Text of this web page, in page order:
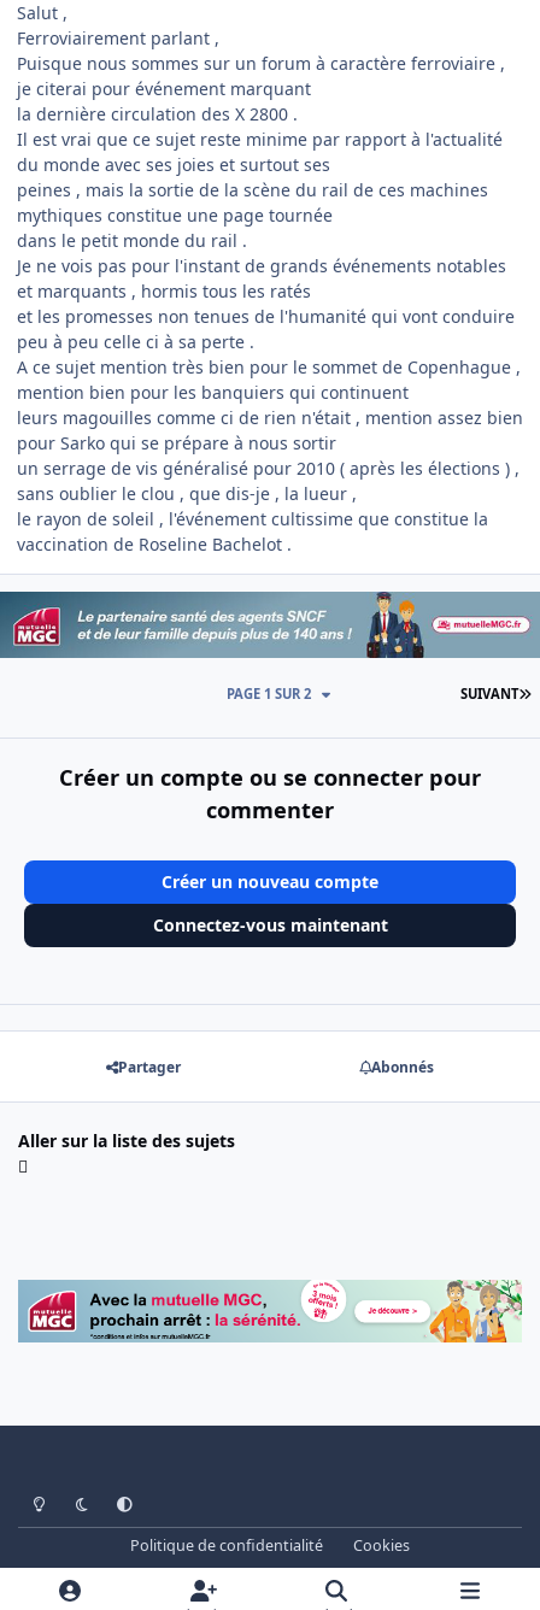
Salut ,
Ferroviairement parlant ,
Puisque nous sommes sur un forum à caractère ferroviaire ,
je citerai pour événement marquant
la dernière circulation des X 2800 .
Il est vrai que ce sujet reste minime par rapport à l'actualité
du monde avec ses joies et surtout ses
peines , mais la sortie de la scène du rail de ces machines
mythiques constitue une page tournée
dans le petit monde du rail .
Je ne vois pas pour l'instant de grands événements notables
et marquants , hormis tous les ratés
et les promesses non tenues de l'humanité qui vont conduire
peu à peu celle ci à sa perte .
A ce sujet mention très bien pour le sommet de Copenhague ,
mention bien pour les banquiers qui continuent
leurs magouilles comme ci de rien n'était , mention assez bien
pour Sarko qui se prépare à nous sortir
un serrage de vis généralisé pour 2010 ( après les élections ) ,
sans oublier le clou , que dis-je , la lueur ,
le rayon de soleil , l'événement cultissime que constitue la
vaccination de Roseline Bachelot .
SUIVANT
PAGE 1 SUR 2
Créer un compte ou se connecter pour
commenter
Créer un nouveau compte
Connectez-vous maintenant
Partager Abonnés
Aller sur la liste des sujets
Light ModeDark ModeSystem Preference
Politique de confidentialité
Cookies
www.cheminots.net - Forum Libre depuis 2003
Powered by
Invision Community